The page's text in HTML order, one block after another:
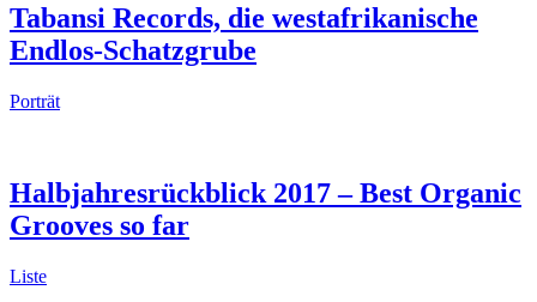
Tabansi Records, die westafrikanische
Endlos-Schatzgrube
Porträt
Halbjahresrückblick 2017 – Best Organic
Grooves so far
Liste